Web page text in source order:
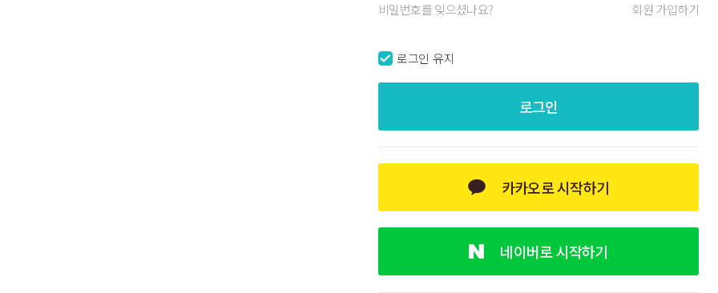
비밀번호를 잊으셨나요? 회원 가입하기
로그인 유지
로그인
카카오로 시작하기
네이버로 시작하기